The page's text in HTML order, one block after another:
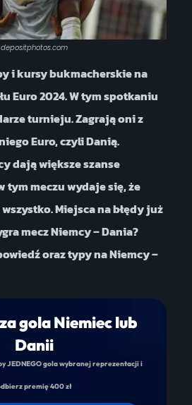
depositphotos.com
i kursy bukmacherskie na
Euro 2024. W tym spotkaniu
turnieju. Zagrają oni z
Euro, czyli Danią.
dają większe szanse
tym meczu wydaje się, że
Miejsca na błędy już
mecz Niemcy – Dania?
oraz typy na Niemcy –
gola Niemiec lub
Danii
JEDNEGO gola wybranej reprezentacji i
premię 400 zł